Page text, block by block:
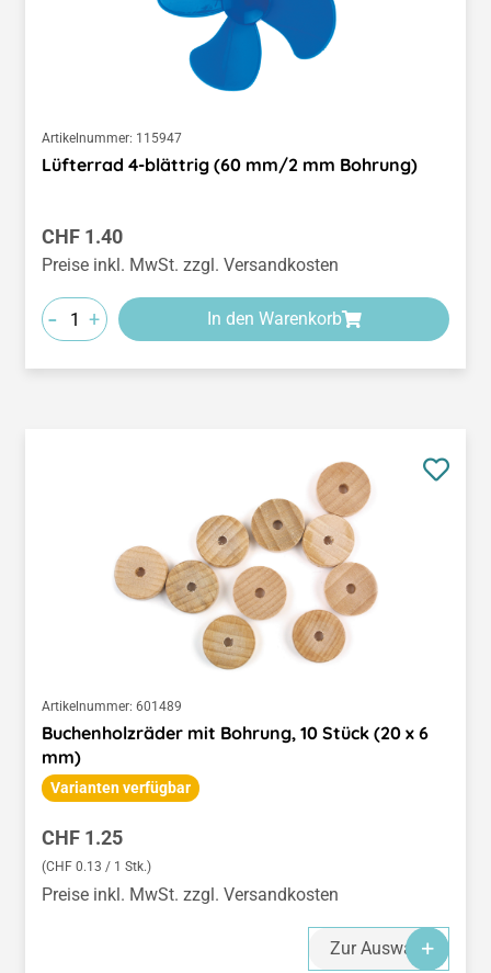
Artikelnummer: 115947
Lüfterrad 4-blättrig (60 mm/2 mm Bohrung)
Regulärer Preis:
CHF 1.40
Preise inkl. MwSt. zzgl. Versandkosten
- + In den Warenkorb
Artikelnummer: 601489
Buchenholzräder mit Bohrung, 10 Stück (20 x 6
mm)
Varianten verfügbar
Regulärer Preis:
CHF 1.25
(CHF 0.13 / 1 Stk.)
Preise inkl. MwSt. zzgl. Versandkosten
Zur Auswahl